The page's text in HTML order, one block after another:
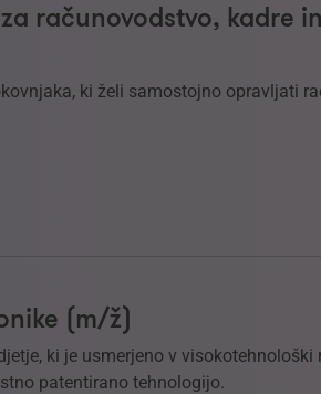
računovodstvo, kadre
ki želi samostojno opravljati
(m/ž)
ki je usmerjeno v
patentirano tehnologijo.